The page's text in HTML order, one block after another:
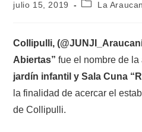
julio 15, 2019 La
Collipulli,
Abiertas” fue el nombre de la
jardín infantil y Sala Cuna
la finalidad de acercar el
de Collipulli.